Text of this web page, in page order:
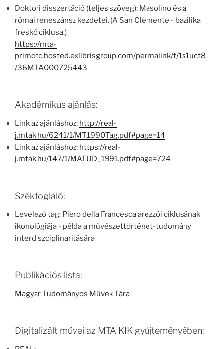
Doktori disszertáció (teljes szöveg): Masolino és a
római reneszánsz kezdetei. (A San Clemente - bazilika
freskó ciklusa.)
https://mta-
primotc.hosted.exlibrisgroup.com/permalink/f/1s1uct8
/36MTA000725443
Akadémikus ajánlás:
Link az ajánláshoz: http://real-
j.mtak.hu/6241/1/MT1990Tag.pdf#page=14
Link az ajánláshoz: https://real-
j.mtak.hu/147/1/MATUD_1991.pdf#page=724
Székfoglaló:
Levelező tag: Piero della Francesca arezzói ciklusának
ikonológiája - példa a művészettörténet-tudomány
interdiszciplinaritására
Publikációs lista:
Magyar Tudományos Művek Tára
Digitalizált művei az MTA KIK gyűjteményében: